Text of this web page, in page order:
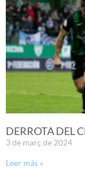
DERROTA DEL
3 de març de 2024
Leer más »